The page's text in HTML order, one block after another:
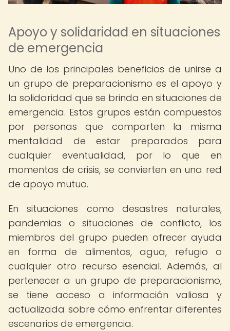
Apoyo y solidaridad en situaciones
de emergencia
Uno de los principales beneficios de unirse a
un grupo de preparacionismo es el apoyo y
la solidaridad que se brinda en situaciones de
emergencia. Estos grupos están compuestos
por personas que comparten la misma
mentalidad de estar preparados para
cualquier eventualidad, por lo que en
momentos de crisis, se convierten en una red
de apoyo mutuo.
En situaciones como desastres naturales,
pandemias o situaciones de conflicto, los
miembros del grupo pueden ofrecer ayuda
en forma de alimentos, agua, refugio o
cualquier otro recurso esencial. Además, al
pertenecer a un grupo de preparacionismo,
se tiene acceso a información valiosa y
actualizada sobre cómo enfrentar diferentes
escenarios de emergencia.